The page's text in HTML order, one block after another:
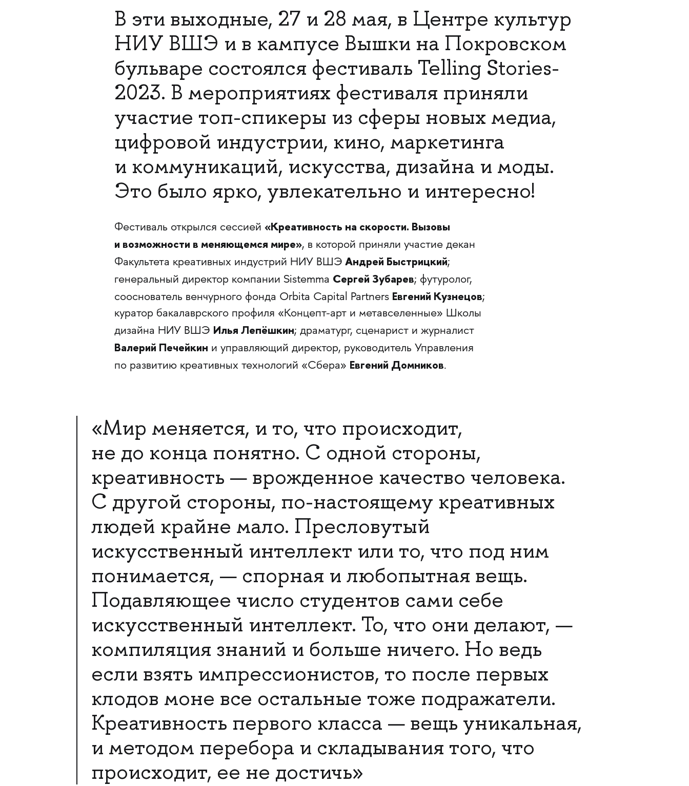
В эти выходные, 27 и 28 мая, в Центре культур
НИУ ВШЭ и в кампусе Вышки на Покровском
бульваре состоялся фестиваль Telling Stories-
2023. В мероприятиях фестиваля приняли
участие топ-спикеры из сферы новых медиа,
цифровой индустрии, кино, маркетинга
и коммуникаций, искусства, дизайна и моды.
Это было ярко, увлекательно и интересно!
Фестиваль открылся сессией «Креативность на скорости. Вызовы
и возможности в меняющемся мире», в которой приняли участие декан
Факультета креативных индустрий НИУ ВШЭ Андрей Быстрицкий;
генеральный директор компании Sistemma Сергей Зубарев; футуролог,
сооснователь венчурного фонда Orbita Capital Partners Евгений Кузнецов;
куратор бакалаврского профиля «Концепт-арт и метавселенные» Школы
дизайна НИУ ВШЭ Илья Лепёшкин; драматург, сценарист и журналист
Валерий Печейкин и управляющий директор, руководитель Управления
по развитию креативных технологий «Сбера» Евгений Домников.
«Мир меняется, и то, что происходит,
не до конца понятно. С одной стороны,
креативность — врожденное качество человека.
С другой стороны, по-настоящему креативных
людей крайне мало. Пресловутый
искусственный интеллект или то, что под ним
понимается, — спорная и любопытная вещь.
Подавляющее число студентов сами себе
искусственный интеллект. То, что они делают, —
компиляция знаний и больше ничего. Но ведь
если взять импрессионистов, то после первых
клодов моне все остальные тоже подражатели.
Креативность первого класса — вещь уникальная,
и методом перебора и складывания того, что
происходит, ее не достичь»